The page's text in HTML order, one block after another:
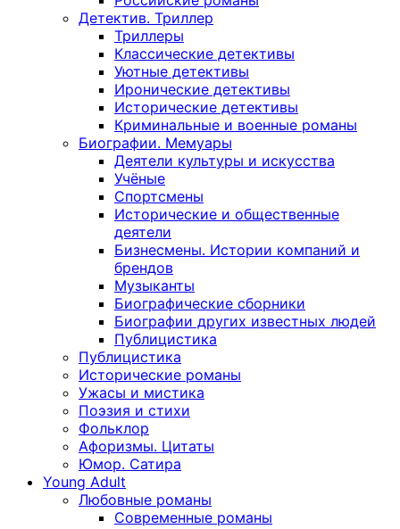
Детектив. Триллер
Триллеры
Классические детективы
Уютные детективы
Иронические детективы
Исторические детективы
Криминальные и военные романы
Биографии. Мемуары
Деятели культуры и искусства
Учёные
Спортсмены
Исторические и общественные
деятели
Бизнесмены. Истории компаний и
брендов
Музыканты
Биографические сборники
Биографии других известных людей
Публицистика
Публицистика
Исторические романы
Ужасы и мистика
Поэзия и стихи
Фольклор
Афоризмы. Цитаты
Юмор. Сатира
Young Adult
Любовные романы
Современные романы